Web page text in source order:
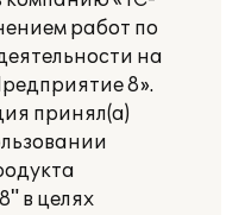
работ по
на
8».
принял(а)
в целях